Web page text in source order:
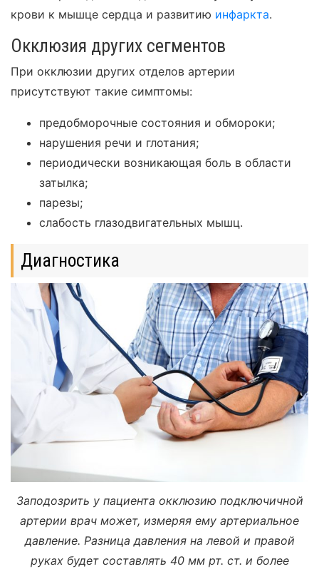
крови к мышце сердца и развитию инфаркта.
Окклюзия других сегментов
При окклюзии других отделов артерии
присутствуют такие симптомы:
предобморочные состояния и обмороки;
нарушения речи и глотания;
периодически возникающая боль в области
затылка;
парезы;
слабость глазодвигательных мышц.
Диагностика
Заподозрить у пациента окклюзию подключичной
артерии врач может, измеряя ему артериальное
давление. Разница давления на левой и правой
руках будет составлять 40 мм рт. ст. и более